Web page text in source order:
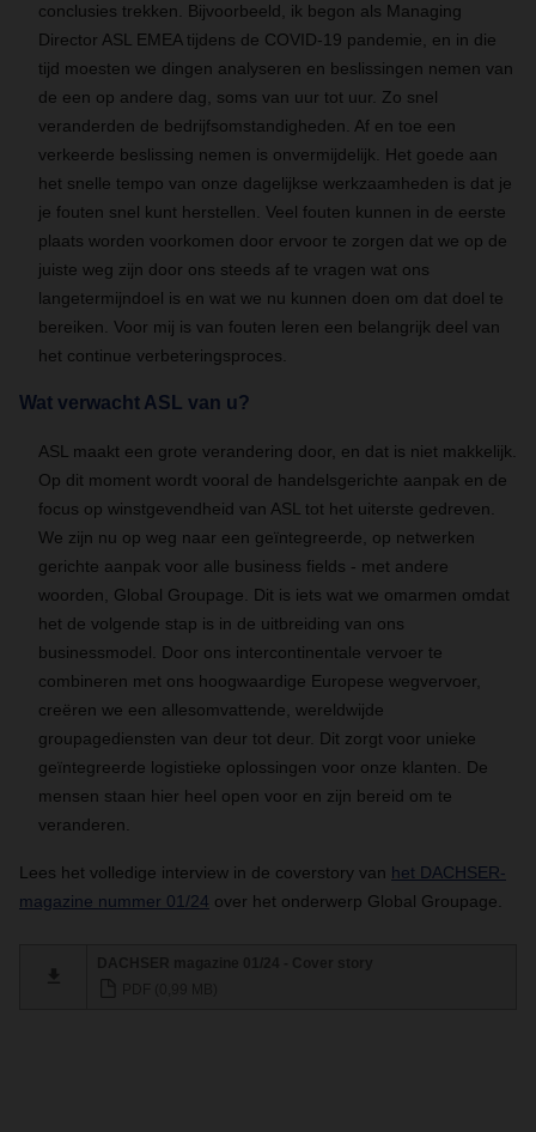
conclusies trekken. Bijvoorbeeld, ik begon als Managing
Director ASL EMEA tijdens de COVID-19 pandemie, en in die
tijd moesten we dingen analyseren en beslissingen nemen van
de een op andere dag, soms van uur tot uur. Zo snel
veranderden de bedrijfsomstandigheden. Af en toe een
verkeerde beslissing nemen is onvermijdelijk. Het goede aan
het snelle tempo van onze dagelijkse werkzaamheden is dat je
je fouten snel kunt herstellen. Veel fouten kunnen in de eerste
plaats worden voorkomen door ervoor te zorgen dat we op de
juiste weg zijn door ons steeds af te vragen wat ons
langetermijndoel is en wat we nu kunnen doen om dat doel te
bereiken. Voor mij is van fouten leren een belangrijk deel van
het continue verbeteringsproces.
Wat verwacht ASL van u?
ASL maakt een grote verandering door, en dat is niet makkelijk.
Op dit moment wordt vooral de handelsgerichte aanpak en de
focus op winstgevendheid van ASL tot het uiterste gedreven.
We zijn nu op weg naar een geïntegreerde, op netwerken
gerichte aanpak voor alle business fields - met andere
woorden, Global Groupage. Dit is iets wat we omarmen omdat
het de volgende stap is in de uitbreiding van ons
businessmodel. Door ons intercontinentale vervoer te
combineren met ons hoogwaardige Europese wegvervoer,
creëren we een allesomvattende, wereldwijde
groupagediensten van deur tot deur. Dit zorgt voor unieke
geïntegreerde logistieke oplossingen voor onze klanten. De
mensen staan hier heel open voor en zijn bereid om te
veranderen.
Lees het volledige interview in de coverstory van het DACHSER-
magazine nummer 01/24 over het onderwerp Global Groupage.